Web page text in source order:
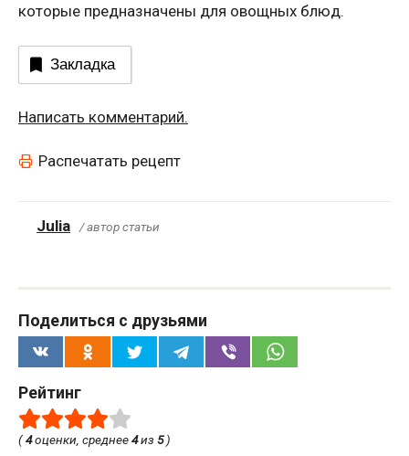
которые предназначены для овощных блюд.
Закладка
Написать комментарий.
Распечатать рецепт
Julia / автор статьи
Поделиться с друзьями
Рейтинг
(4оценки, среднее4из 5)